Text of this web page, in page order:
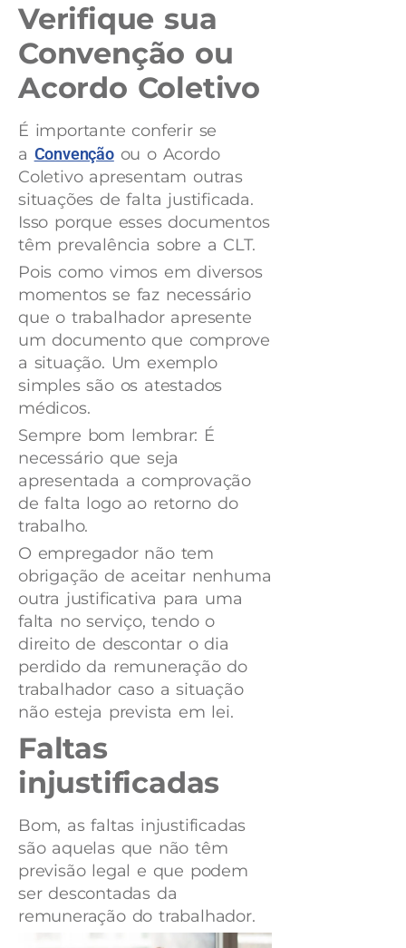
Verifique sua
Convenção ou
Acordo Coletivo
É importante conferir se
a Convençãoou o Acordo
Coletivo apresentam outras
situações de falta justificada.
Isso porque esses documentos
têm prevalência sobre a CLT.
Pois como vimos em diversos
momentos se faz necessário
que o trabalhador apresente
um documento que comprove
a situação. Um exemplo
simples são os atestados
médicos.
Sempre bom lembrar: É
necessário que seja
apresentada a comprovação
de falta logo ao retorno do
trabalho.
O empregador não tem
obrigação de aceitar nenhuma
outra justificativa para uma
falta no serviço, tendo o
direito de descontar o dia
perdido da remuneração do
trabalhador caso a situação
não esteja prevista em lei.
Faltas
injustificadas
Bom, as faltas injustificadas
são aquelas que não têm
previsão legal e que podem
ser descontadas da
remuneração do trabalhador.